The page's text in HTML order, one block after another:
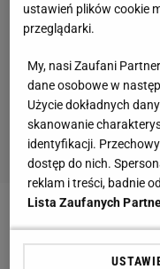
Quiz. Te
kadr, by
ustawień plików cookie
przeglądarki.
My, nasi Zaufani
dane osobowe w
Użycie dokładnych
skanowanie
identyfikacji.
dostęp do nich.
reklam i treści, badnie
Lista Zaufanych